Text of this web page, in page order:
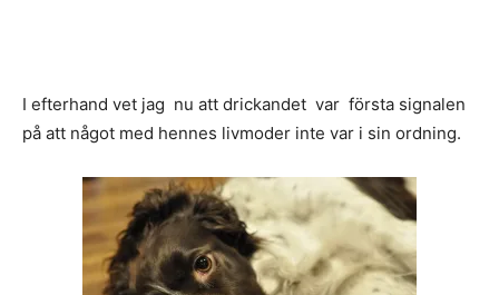
I efterhand vet jag nu att drickandet var första signalen
på att något med hennes livmoder inte var i sin ordning.